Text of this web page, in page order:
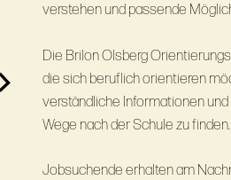
verstehen und passende
Die Brilon Olsberg
die sich beruflich orientieren
verständliche Informationen
Wege nach der Schule zu finden.
Jobsuchende erhalten am